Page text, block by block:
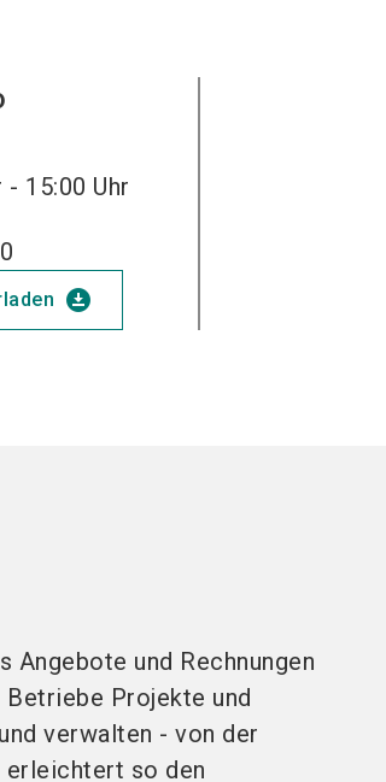
- 15:00 Uhr
download_for_offline
und Rechnungen
Projekte und
verwalten - von der
erleichtert so den